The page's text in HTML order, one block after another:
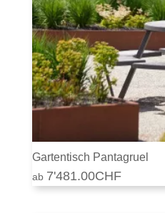
Gartentisch Pantagruel
7'481.00CHF